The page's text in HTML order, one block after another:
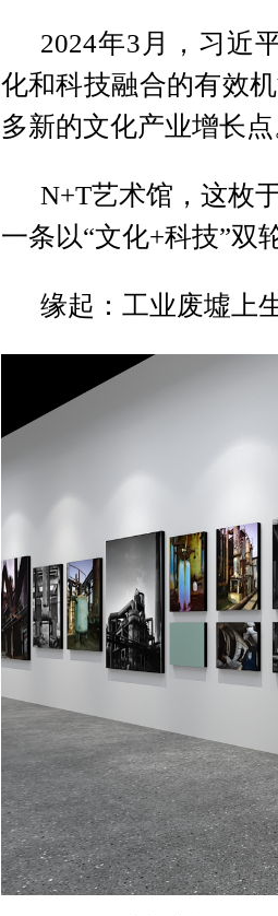
2024年3月，习近
化和科技融合的有效
多新的文化产业增长点
N+T艺术馆，这枚
一条以“文化+科技”双
缘起：工业废墟上